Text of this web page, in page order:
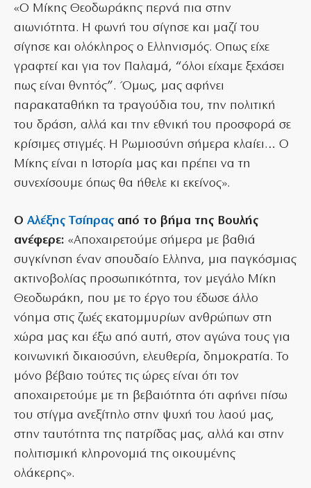
«Ο Μίκης Θεοδωράκης περνά πια στην
αιωνιότητα. Η φωνή του σίγησε και μαζί του
σίγησε και ολόκληρος ο Ελληνισμός. Οπως είχε
γραφτεί και για τον Παλαμά, “όλοι είχαμε ξεχάσει
πως είναι θνητός”. Όμως, μας αφήνει
παρακαταθήκη τα τραγούδια του, την πολιτική
του δράση, αλλά και την εθνική του προσφορά σε
κρίσιμες στιγμές. Η Ρωμιοσύνη σήμερα κλαίει… Ο
Μίκης είναι η Ιστορία μας και πρέπει να τη
συνεχίσουμε όπως θα ήθελε κι εκείνος».
Ο Αλέξης Τσίπραςαπό το βήμα της Βουλής
ανέφερε: «Αποχαιρετούμε σήμερα με βαθιά
συγκίνηση έναν σπουδαίο Ελληνα, μια παγκόσμιας
ακτινοβολίας προσωπικότητα, τον μεγάλο Μίκη
Θεοδωράκη, που με το έργο του έδωσε άλλο
νόημα στις ζωές εκατομμυρίων ανθρώπων στη
χώρα μας και έξω από αυτή, στον αγώνα τους για
κοινωνική δικαιοσύνη, ελευθερία, δημοκρατία. Το
μόνο βέβαιο τούτες τις ώρες είναι ότι τον
αποχαιρετούμε με τη βεβαιότητα ότι αφήνει πίσω
του στίγμα ανεξίτηλο στην ψυχή του λαού μας,
στην ταυτότητα της πατρίδας μας, αλλά και στην
πολιτισμική κληρονομιά της οικουμένης
ολάκερης».